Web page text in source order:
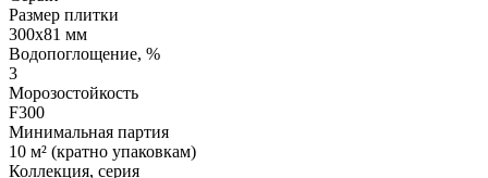
Размер плитки
300х81 мм
Водопоглощение, %
3
Морозостойкость
F300
Минимальная партия
10 м² (кратно упаковкам)
Коллекция, серия